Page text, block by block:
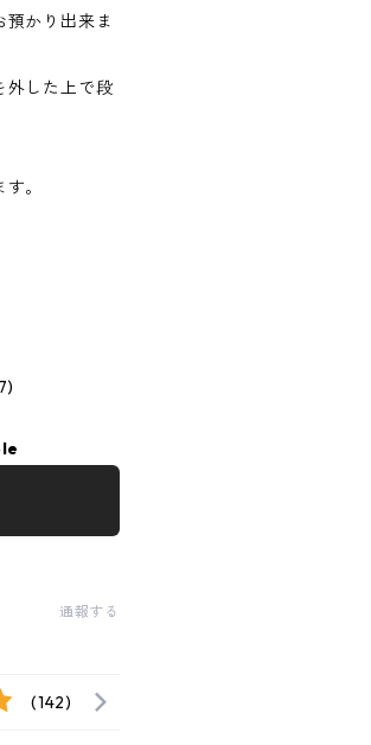
預かり出来ま
外した上で段
。
通報する
(142)